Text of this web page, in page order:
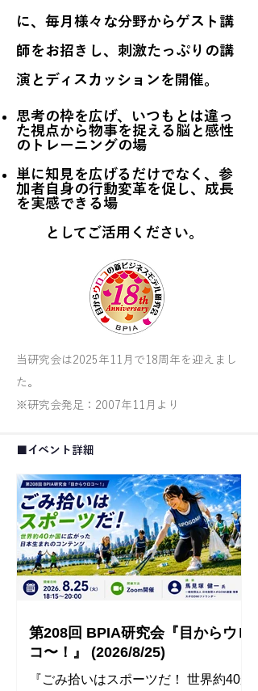
に、毎月様々な分野からゲスト講
師をお招きし、刺激たっぷりの講
演とディスカッションを開催。
思考の枠を広げ、いつもとは違っ
た視点から物事を捉える脳と感性
のトレーニングの場
単に知見を広げるだけでなく、参
加者自身の行動変革を促し、成長
を実感できる場
としてご活用ください。
当研究会は2025年11月で18周年を迎えまし
た。
※研究会発足：2007年11月より
■イベント詳細
第208回 BPIA研究会『目からウロ
コ〜！』 (2026/8/25)
『ごみ拾いはスポーツだ！ 世界約40か